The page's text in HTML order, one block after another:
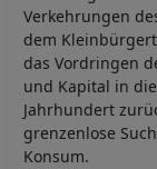
Verkehrungen
dem
das Vordringen
und Kapital in
Jahrhundert
grenzenlose
Konsum.